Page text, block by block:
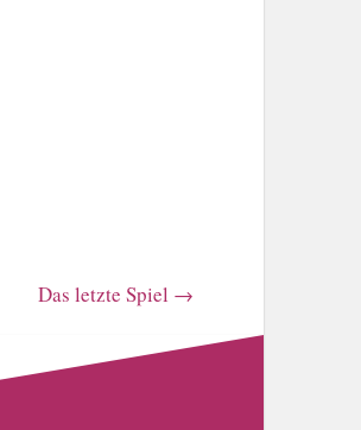
Das letzte Spiel →